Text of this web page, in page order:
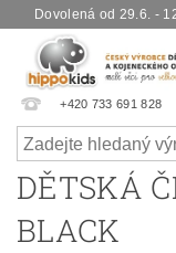
Dovolená od 29.6. -
+420 733 691 828
DĚTSKÁ
BLACK